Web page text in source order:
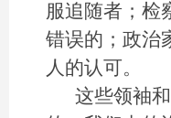
服追随者；检
错误的；政治
人的认可。
这些领袖